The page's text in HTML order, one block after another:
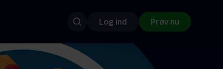
Log ind Prøv nu